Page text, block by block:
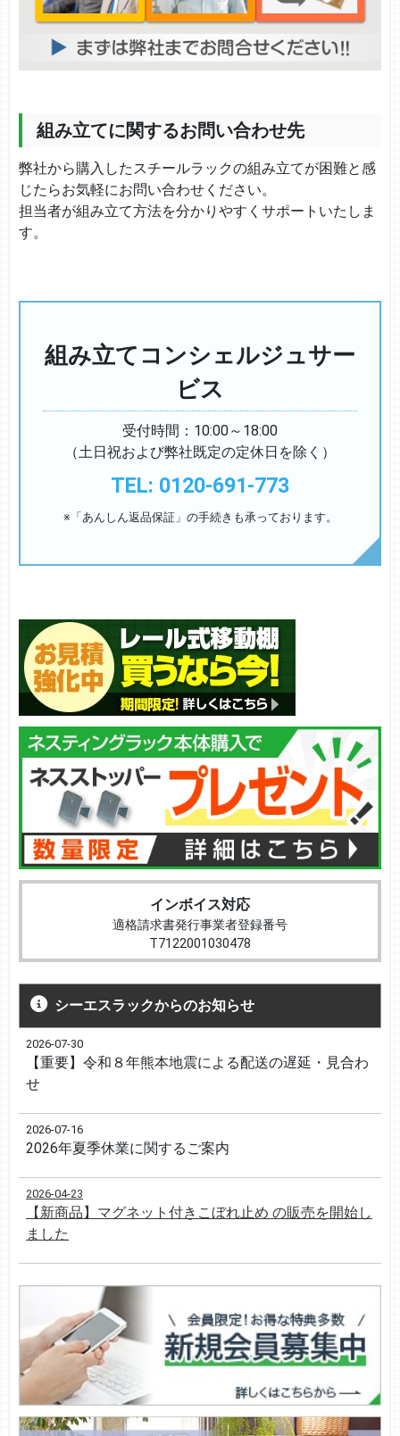
インボイス対応
適格請求書発行事業者登録番号
T7122001030478
シーエスラックからのお知らせ
2026-07-30
【重要】令和８年熊本地震による配送の遅延・見合わ
せ
2026-07-16
2026年夏季休業に関するご案内
2026-04-23
【新商品】マグネット付きこぼれ止め の販売を開始し
ました
組み立てに関するお問い合わせ先
弊社から購入したスチールラックの組み立てが困難と感
じたらお気軽にお問い合わせください。
担当者が組み立て方法を分かりやすくサポートいたしま
す。
組み立てコンシェルジュサー
ビス
受付時間：10:00～18:00
（土日祝および弊社既定の定休日を除く）
TEL: 0120-691-773
※「あんしん返品保証」の手続きも承っております。